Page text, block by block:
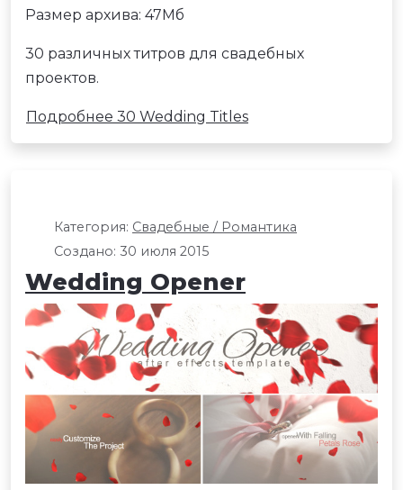
Размер архива: 47Мб
30 различных титров для свадебных
проектов.
Подробнее 30 Wedding Titles
Категория: Свадебные / Романтика
Создано: 30 июля 2015
Wedding Opener